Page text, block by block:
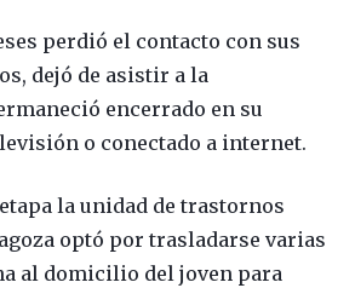
perdió el contacto con sus
dejó de asistir a la
encerrado en su
o conectado a internet.
la unidad de trastornos
optó por trasladarse varias
al domicilio del joven para